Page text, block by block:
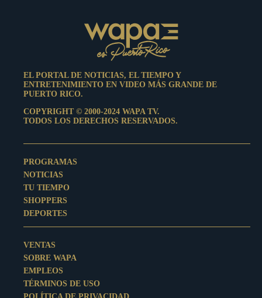
EL PORTAL DE NOTICIAS, EL TIEMPO Y
ENTRETENIMIENTO EN VIDEO MÁS GRANDE DE
PUERTO RICO.
COPYRIGHT © 2000-2024 WAPA TV.
TODOS LOS DERECHOS RESERVADOS.
PROGRAMAS
NOTICIAS
TU TIEMPO
SHOPPERS
DEPORTES
VENTAS
SOBRE WAPA
EMPLEOS
TÉRMINOS DE USO